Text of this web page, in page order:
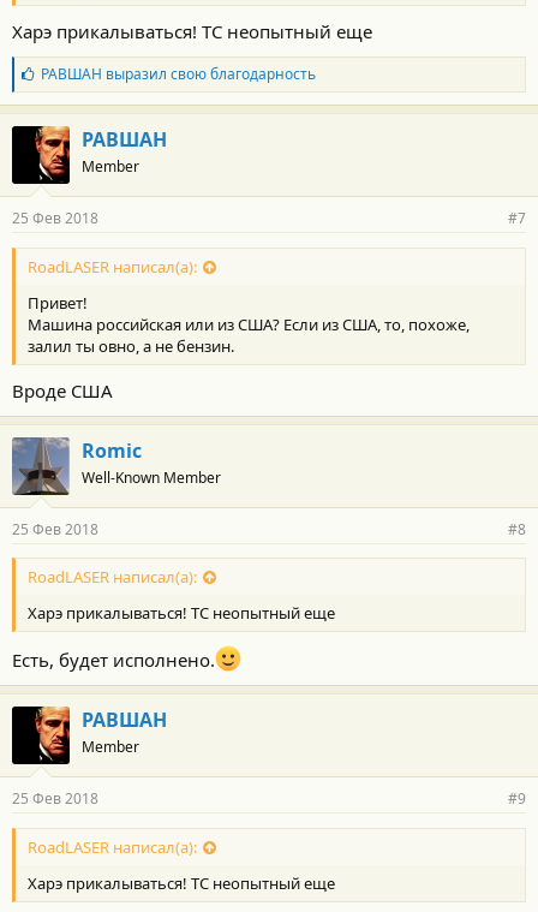
Харэ прикалываться! ТС неопытный еще
Б
л
а
г
о
д
а
р
н
о
с
и
:
РАВШАН выразил свою благодарность
РАВШАН
Member
25 Фев 2018 #7
RoadLASER написал(а):
Привет!
Машина российская или из США? Если из США, то, похоже,
залил ты овно, а не бензин.
Вроде США
Romic
Well-Known Member
25 Фев 2018 #8
RoadLASER написал(а):
Харэ прикалываться! ТС неопытный еще
Есть, будет исполнено.
РАВШАН
Member
25 Фев 2018 #9
RoadLASER написал(а):
Харэ прикалываться! ТС неопытный еще